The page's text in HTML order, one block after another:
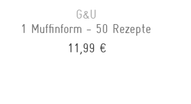
G&U
1 Muffinform - 50 Rezepte
11,99 €